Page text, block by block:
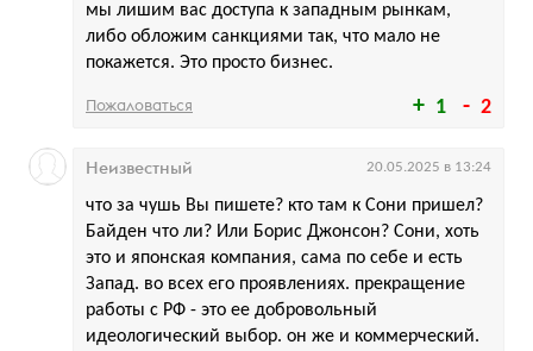
1 2
мы лишим вас доступа к западным рынкам,
либо обложим санкциями так, что мало не
покажется. Это просто бизнес.
Пожаловаться
что за чушь Вы пишете? кто там к Сони пришел?
Байден что ли? Или Борис Джонсон? Сони, хоть
это и японская компания, сама по себе и есть
Запад. во всех его проявлениях. прекращение
работы с РФ - это ее добровольный
идеологический выбор. он же и коммерческий.
Неизвестный 20.05.2025 в 13:24